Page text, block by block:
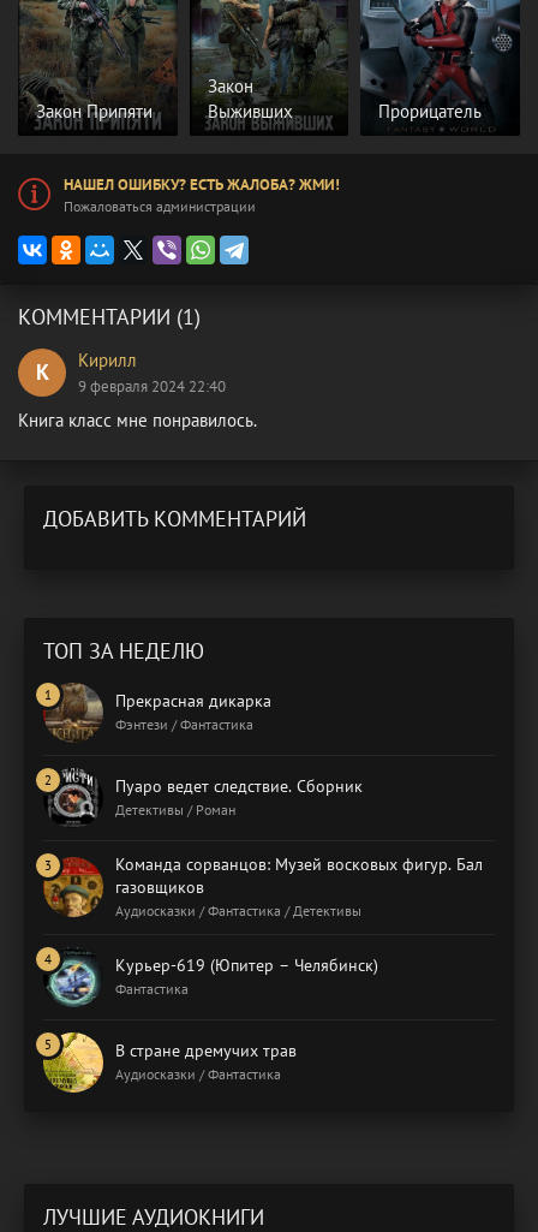
Закон Припяти
Закон
Выживших
Прорицатель
НАШЕЛ ОШИБКУ? ЕСТЬ ЖАЛОБА? ЖМИ!
Пожаловаться администрации
КОММЕНТАРИИ (1)
К Кирилл
9 февраля 2024 22:40
Книга класс мне понравилось.
ДОБАВИТЬ КОММЕНТАРИЙ
ТОП ЗА НЕДЕЛЮ
Прекрасная дикарка
Фэнтези / Фантастика
Пуаро ведет следствие. Сборник
Детективы / Роман
Команда сорванцов: Музей восковых фигур. Бал
газовщиков
Аудиосказки / Фантастика / Детективы
Курьер-619 (Юпитер – Челябинск)
Фантастика
В стране дремучих трав
Аудиосказки / Фантастика
ЛУЧШИЕ АУДИОКНИГИ